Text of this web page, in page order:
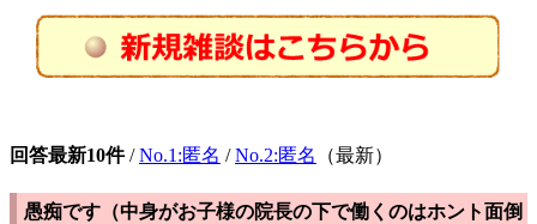
回答最新10件/No.1:匿名 /No.2:匿名 （最新）
愚痴です（中身がお子様の院長の下で働くのはホント面倒